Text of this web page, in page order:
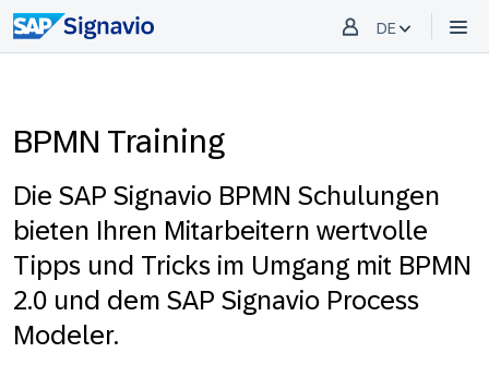
DE
BPMN Training
Die SAP Signavio BPMN Schulungen
bieten Ihren Mitarbeitern wertvolle
Tipps und Tricks im Umgang mit BPMN
2.0 und dem SAP Signavio Process
Modeler.